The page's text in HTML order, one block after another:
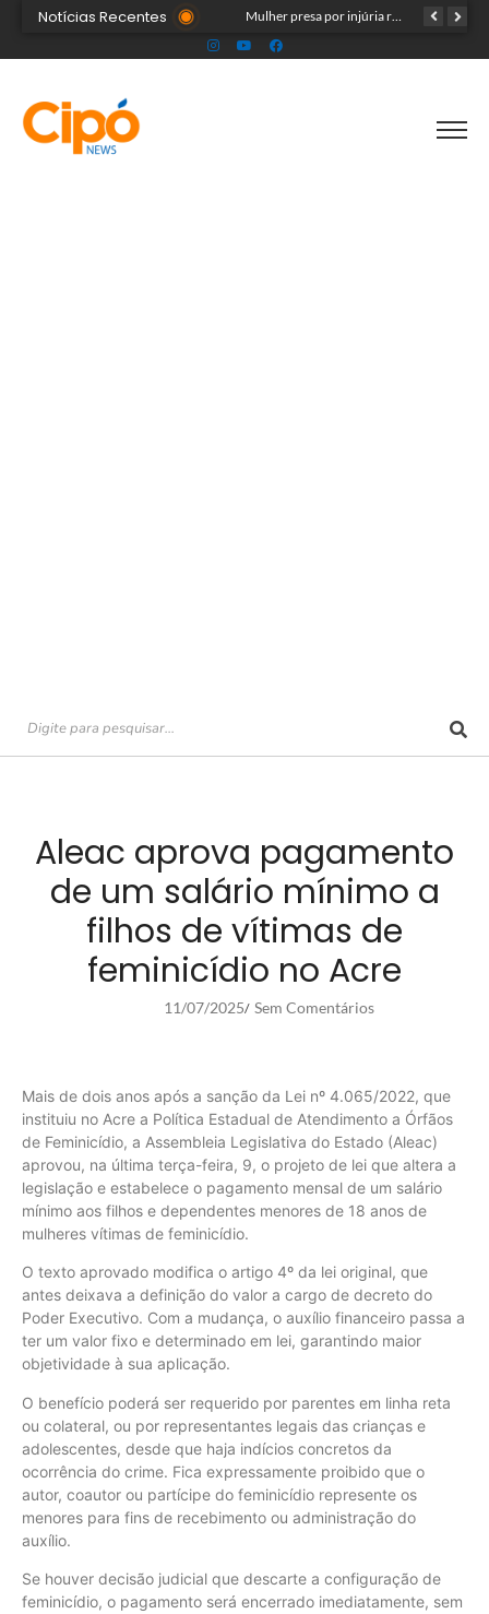
Notícias Recentes
Público ainda pode garantir entrada para show do Som & Louvor na Expoacre nesta sexta Seadh repudia ataque racista contra Rainha da Expoacre 2026 e reforça combate à discriminação
Aleac aprova pagamento
de um salário mínimo a
filhos de vítimas de
feminicídio no Acre
11/07/2025/ Sem Comentários
Mais de dois anos após a sanção da Lei nº 4.065/2022, que
instituiu no Acre a Política Estadual de Atendimento a Órfãos
de Feminicídio, a Assembleia Legislativa do Estado (Aleac)
aprovou, na última terça-feira, 9, o projeto de lei que altera a
legislação e estabelece o pagamento mensal de um salário
mínimo aos filhos e dependentes menores de 18 anos de
mulheres vítimas de feminicídio.
O texto aprovado modifica o artigo 4º da lei original, que
antes deixava a definição do valor a cargo de decreto do
Poder Executivo. Com a mudança, o auxílio financeiro passa a
ter um valor fixo e determinado em lei, garantindo maior
objetividade à sua aplicação.
O benefício poderá ser requerido por parentes em linha reta
ou colateral, ou por representantes legais das crianças e
adolescentes, desde que haja indícios concretos da
ocorrência do crime. Fica expressamente proibido que o
autor, coautor ou partícipe do feminicídio represente os
menores para fins de recebimento ou administração do
auxílio.
Se houver decisão judicial que descarte a configuração de
feminicídio, o pagamento será encerrado imediatamente, sem